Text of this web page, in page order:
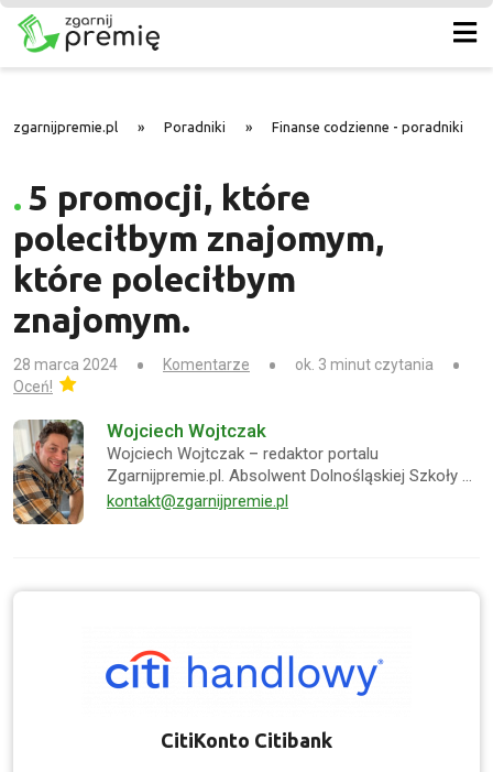
zgarnijpremie.pl » Poradniki » Finanse codzienne - poradniki
5 promocji, które
poleciłbym znajomym,
które poleciłbym
znajomym.
28 marca 2024 Komentarze
ok. 3 minut czytania
Oceń!
Wojciech Wojtczak
Wojciech Wojtczak – redaktor portalu
Zgarnijpremie.pl. Absolwent Dolnośląskiej Szkoły …
kontakt@zgarnijpremie.pl
CitiKonto Citibank